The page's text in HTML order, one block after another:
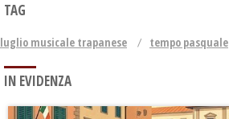
TAG
luglio musicale trapanese tempo pasquale
IN EVIDENZA